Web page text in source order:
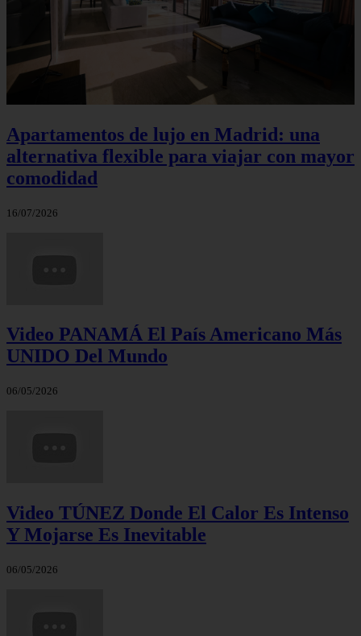
Apartamentos de lujo en Madrid: una
alternativa flexible para viajar con mayor
comodidad
16/07/2026
Video PANAMÁ El País Americano Más
UNIDO Del Mundo
06/05/2026
Video TÚNEZ Donde El Calor Es Intenso
Y Mojarse Es Inevitable
06/05/2026